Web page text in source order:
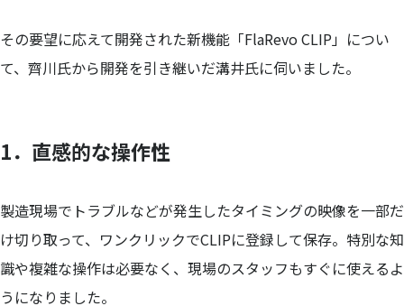
その要望に応えて開発された新機能「FlaRevo CLIP」につい
て、齊川氏から開発を引き継いだ溝井氏に伺いました。
1．直感的な操作性
製造現場でトラブルなどが発生したタイミングの映像を一部だ
け切り取って、ワンクリックでCLIPに登録して保存。特別な知
識や複雑な操作は必要なく、現場のスタッフもすぐに使えるよ
うになりました。